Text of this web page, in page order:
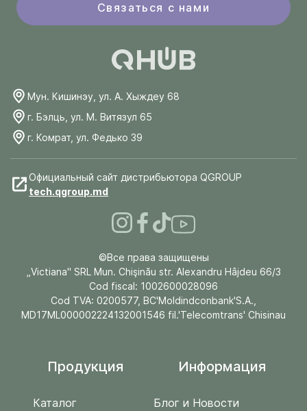
Связаться с нами
Мун. Кишинэу, ул. А. Хыждеу 68
г. Бэлць, ул. М. Витязул 65
г. Комрат, ул. Федько 39
Официальный сайт дистрибьютора QGROUP
tech.qgroup.md
©Все права защищены
„Victiana" SRL Mun. Chişinău str. Alexandru Hâjdeu 66/3
Cod fiscal: 1002600028096
Cod TVA: 0200577, BC'Moldindconbank'S.A.,
MD17ML000002224132001546 fil.'Telecomtrans' Chisinau
Продукция
Каталог
Информация
Блог и Новости